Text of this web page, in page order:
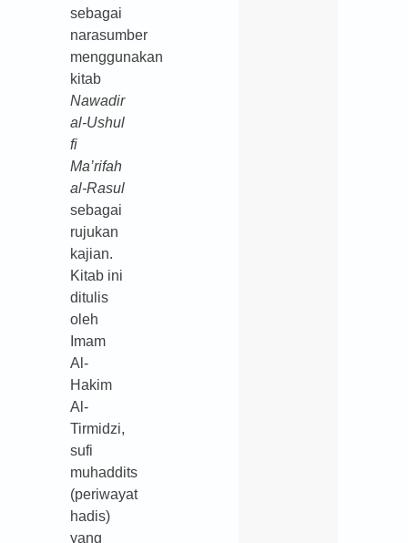
sebagai
narasumber
menggunakan
kitab
Nawadir
al-Ushul
fi
Ma’rifah
al-Rasul
sebagai
rujukan
kajian.
Kitab ini
ditulis
oleh
Imam
Al-
Hakim
Al-
Tirmidzi,
sufi
muhaddits
(periwayat
hadis)
yang